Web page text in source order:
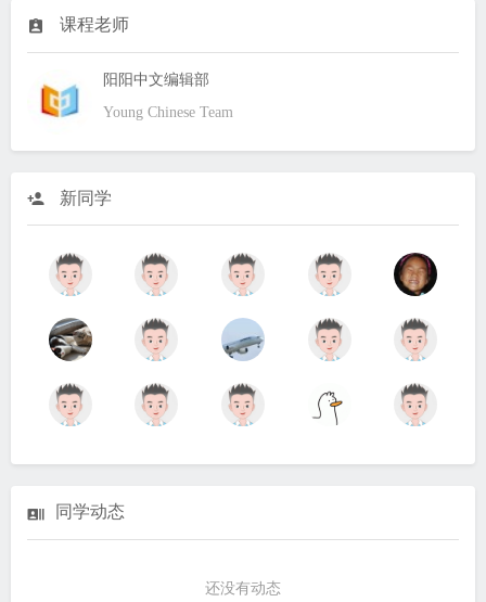
课程老师
阳阳中文编辑部
Young Chinese Team
新同学
同学动态
还没有动态